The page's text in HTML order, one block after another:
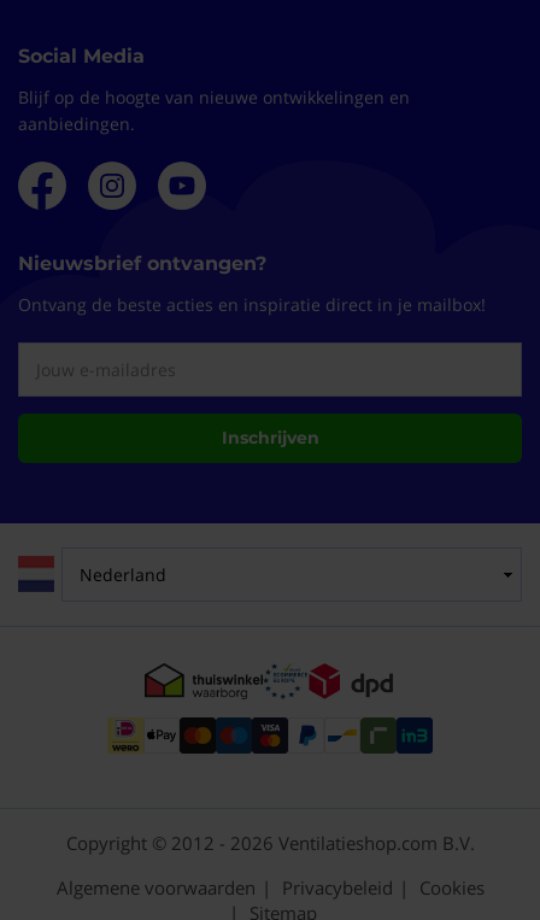
Social Media
Blijf op de hoogte van nieuwe ontwikkelingen en
aanbiedingen.
Nieuwsbrief ontvangen?
Ontvang de beste acties en inspiratie direct in je mailbox!
Inschrijven
Copyright © 2012 - 2026 Ventilatieshop.com B.V.
Algemene voorwaarden
Privacybeleid
Cookies
Sitemap